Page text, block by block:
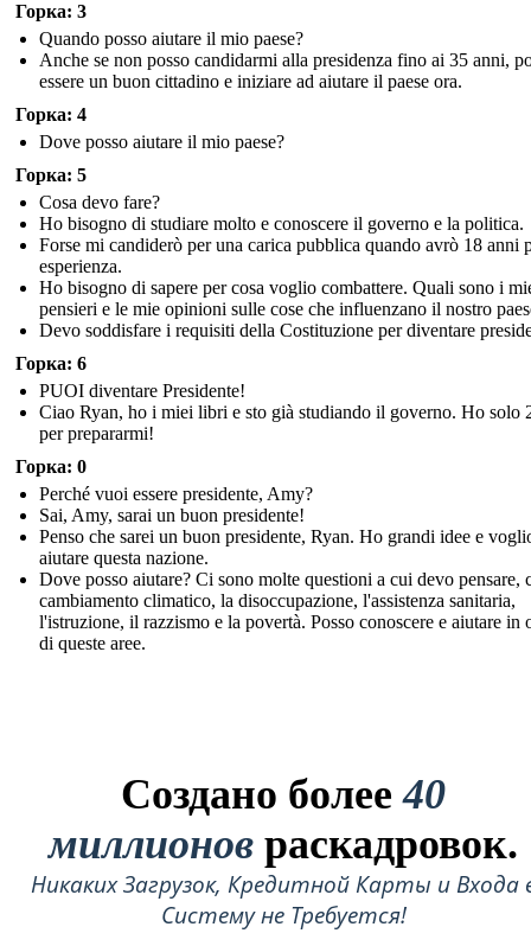
Горка: 3
Quando posso aiutare il mio paese?
Anche se non posso candidarmi alla presidenza fino ai 35 anni,
essere un buon cittadino e iniziare ad aiutare il paese ora.
Горка: 4
Dove posso aiutare il mio paese?
Горка: 5
Cosa devo fare?
Ho bisogno di studiare molto e conoscere il governo e la politica.
Forse mi candiderò per una carica pubblica quando avrò 18 anni
esperienza.
Ho bisogno di sapere per cosa voglio combattere. Quali sono i
pensieri e le mie opinioni sulle cose che influenzano il nostro
Devo soddisfare i requisiti della Costituzione per diventare
Горка: 6
PUOI diventare Presidente!
Ciao Ryan, ho i miei libri e sto già studiando il governo. Ho solo
per prepararmi!
Горка: 0
Perché vuoi essere presidente, Amy?
Sai, Amy, sarai un buon presidente!
Penso che sarei un buon presidente, Ryan. Ho grandi idee e
aiutare questa nazione.
Dove posso aiutare? Ci sono molte questioni a cui devo pensare,
cambiamento climatico, la disoccupazione, l'assistenza sanitaria,
l'istruzione, il razzismo e la povertà. Posso conoscere e aiutare in
di queste aree.
Создано более40
миллионов раскадровок.
Никаких Загрузок, Кредитной Карты и Входа
Систему не Требуется!